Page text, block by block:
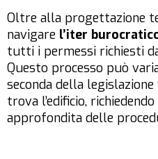
Oltre alla progettazione
navigare l’iter
tutti i permessi richiesti
Questo processo può
seconda della
trova l’edificio,
approfondita delle